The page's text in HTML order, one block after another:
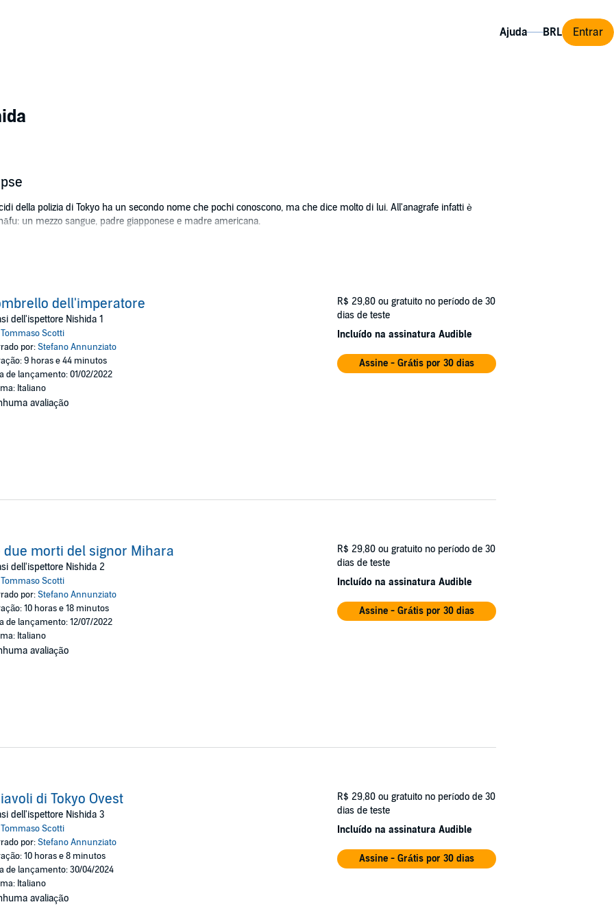
Ajuda Entrar
della polizia di Tokyo ha un secondo nome che pochi conoscono, ma che dice molto di lui. All'anagrafe infatti è
un mezzo sangue, padre giapponese e madre americana.
e gentile come la cultura e l'educazione giapponese vorrebbero. Forse è per il suo carattere impulsivo,
i piedi sotto la scrivania invece di usarli per battere le strade di Tokyo, città che ama e disprezza con altrettanta
il numero di indagini che è riuscito a risolvere. Fino al caso dell'ombrello. Un uomo, ritrovato morto. L'arma del
di plastica da pochi yen, di quelli che tutti usano, tutti smarriscono e tutti riprendono da qualche parte.
dagli altri. Un piccolo cerchio rosso dipinto sul manico e, soprattutto, un'impronta.
cieco quando scoprirà a chi appartiene l'impronta digitale del possibile assassino: all'imperatore del Giappone.
dell'imperatore
dell'ispettore Nishida 1
Tommaso Scotti
por:Stefano Annunziato
9 horas e 44 minutos
de lançamento: 01/02/2022
Italiano
avaliação
R$ 29,80 ou gratuito no período de 30
dias de teste
Incluído na assinatura Audible
Assine - Grátis por 30 dias
due morti del signor Mihara
dell'ispettore Nishida 2
Tommaso Scotti
por:Stefano Annunziato
10 horas e 18 minutos
de lançamento: 12/07/2022
Italiano
avaliação
R$ 29,80 ou gratuito no período de 30
dias de teste
Incluído na assinatura Audible
Assine - Grátis por 30 dias
di Tokyo Ovest
dell'ispettore Nishida 3
Tommaso Scotti
por:Stefano Annunziato
10 horas e 8 minutos
de lançamento: 30/04/2024
Italiano
avaliação
R$ 29,80 ou gratuito no período de 30
dias de teste
Incluído na assinatura Audible
Assine - Grátis por 30 dias